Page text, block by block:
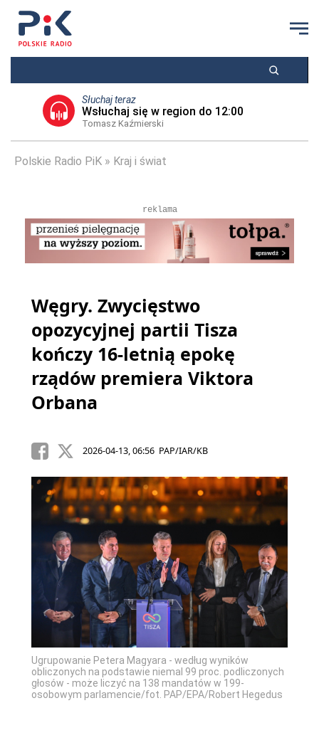
Słuchaj teraz
Wsłuchaj się w region do 12:00
Tomasz Kaźmierski
Polskie Radio PiK Kraj i świat
reklama
Węgry. Zwycięstwo
opozycyjnej partii Tisza
kończy 16-letnią epokę
rządów premiera Viktora
Orbana
2026-04-13, 06:56 PAP/IAR/KB
Ugrupowanie Petera Magyara - według wyników
obliczonych na podstawie niemal 99 proc. podliczonych
głosów - może liczyć na 138 mandatów w 199-
osobowym parlamencie/fot. PAP/EPA/Robert Hegedus